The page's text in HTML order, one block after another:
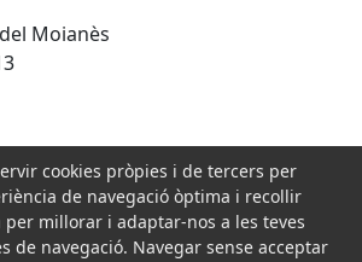
Moianès
de:
cookies pròpies i de tercers per
de navegació òptima i recollir
millorar i adaptar-nos a les teves
de navegació. Navegar sense acceptar